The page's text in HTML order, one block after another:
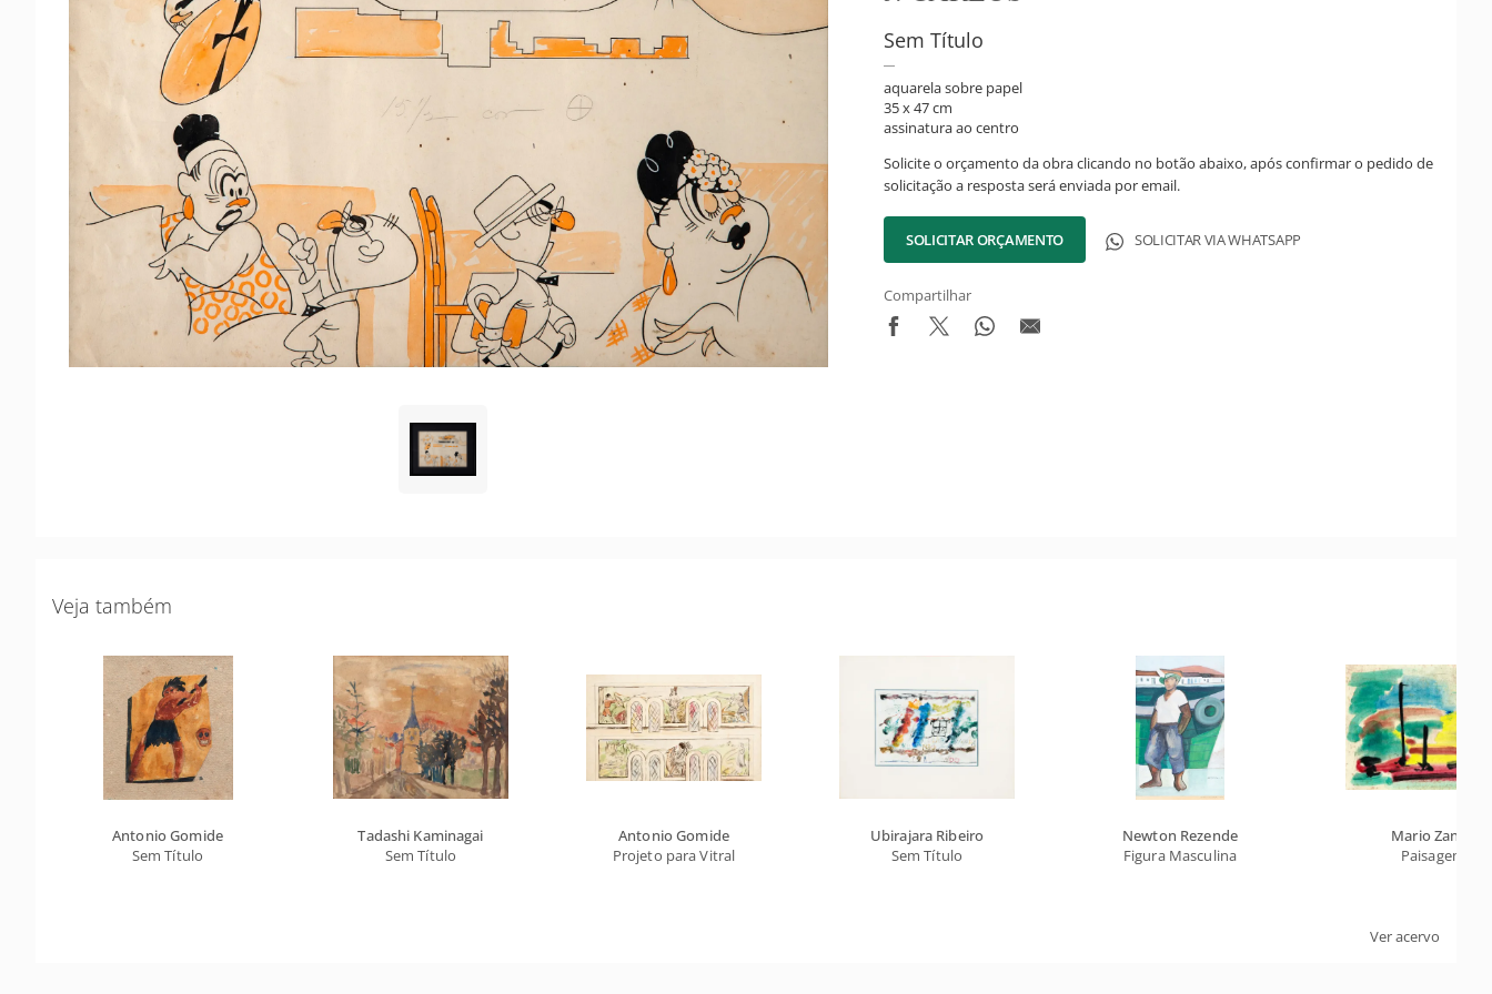
Sem Título
aquarela sobre papel
35 x 47 cm
assinatura ao centro
Solicite o orçamento da obra clicando no botão abaixo, após confirmar o pedido de
solicitação a resposta será enviada por email.
SOLICITAR ORÇAMENTO SOLICITAR VIA WHATSAPP
Compartilhar
Veja também
Antonio Gomide
Sem Título
Tadashi Kaminagai
Sem Título
Antonio Gomide
Projeto para Vitral
Ubirajara Ribeiro
Sem Título
Newton Rezende
Figura Masculina
Mario Zanini
Paisagem
Ver acervo